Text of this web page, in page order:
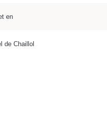
en
de Chaillol